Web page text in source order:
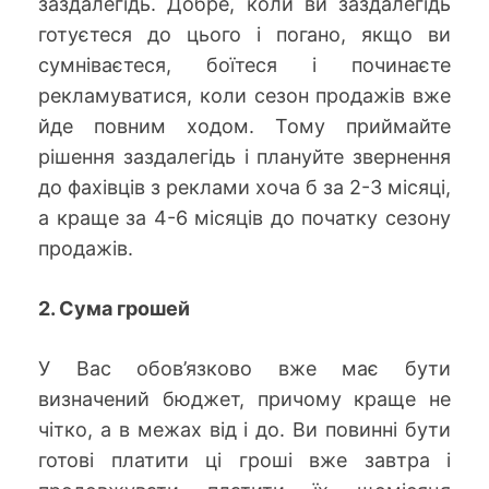
готуєтеся до цього і погано, якщо ви
сумніваєтеся, боїтеся і починаєте
рекламуватися, коли сезон продажів вже
йде повним ходом. Тому приймайте
рішення заздалегідь і плануйте звернення
до фахівців з реклами хоча б за 2-3 місяці,
а краще за 4-6 місяців до початку сезону
продажів.
2. Сума грошей
У Вас обов’язково вже має бути
визначений бюджет, причому краще не
чітко, а в межах від і до. Ви повинні бути
готові платити ці гроші вже завтра і